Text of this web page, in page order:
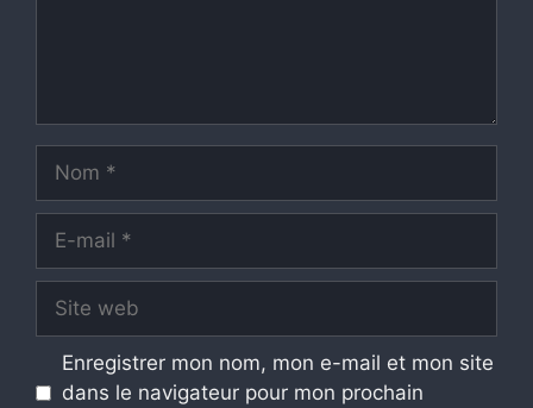
mail
web
Enregistrer mon nom, mon e-mail et mon site
dans le navigateur pour mon prochain